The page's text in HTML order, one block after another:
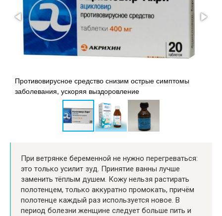
Противовирусное средство снизим острые симптомы
заболевания, ускоряя выздоровление
При ветрянке беременной не нужно перегреваться:
это только усилит зуд. Принятие ванны лучше
заменить тёплым душем. Кожу нельзя растирать
полотенцем, только аккуратно промокать, причём
полотенце каждый раз используется новое. В
период болезни женщине следует больше пить и